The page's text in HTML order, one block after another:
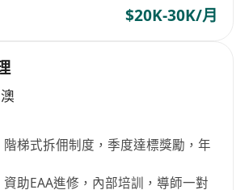
$20K-30K/月
梯式拆佣制度，季度達標獎勵，年
助EAA進修，內部培訓，導師一對